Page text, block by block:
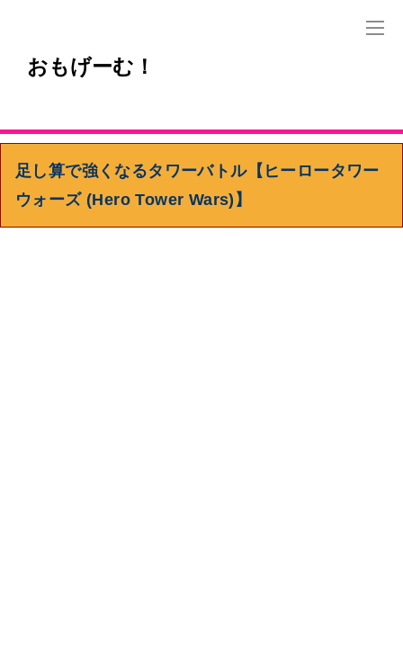
おもげーむ！
足し算で強くなるタワーバトル【ヒーロータワー
ウォーズ (Hero Tower Wars)】